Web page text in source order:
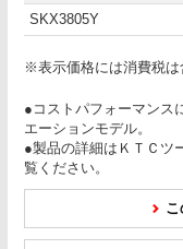
SKX3805Y
※表示価格には消費税は
●コストパフォーマンス
エーションモデル。
●製品の詳細はＫＴＣツ
覧ください。